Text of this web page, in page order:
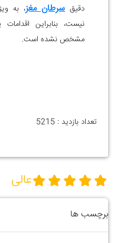
دقیقسرطان مغز، به
نیست، بنابراین
مشخص نشده است.
تعداد بازدید : 5215
عالی
برچسب ها